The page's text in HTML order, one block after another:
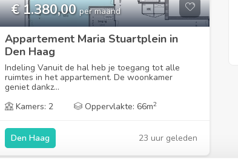
€ 1.380,00 per maand
Appartement Maria Stuartplein in
Den Haag
Indeling Vanuit de hal heb je toegang tot alle
ruimtes in het appartement. De woonkamer
geniet dankz...
Kamers: 2
Oppervlakte: 66m2
23 uur geleden
Den Haag